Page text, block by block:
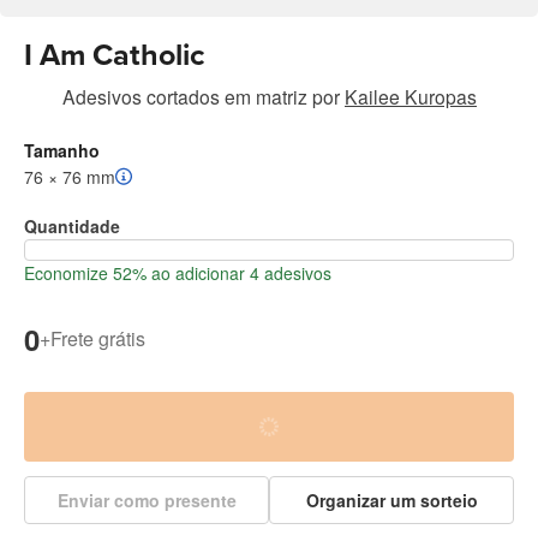
I Am Catholic
Adesivos cortados em matriz por Kailee Kuropas
Tamanho
76 × 76 mm
Quantidade
Economize 52% ao adicionar 4 adesivos
0+Frete grátis
Enviar como presente Organizar um sorteio